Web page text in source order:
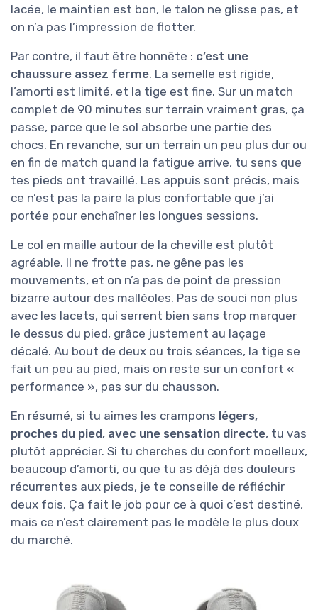
lacée, le maintien est bon, le talon ne glisse pas, et
on n’a pas l’impression de flotter.
Par contre, il faut être honnête : c’est une
chaussure assez ferme. La semelle est rigide,
l’amorti est limité, et la tige est fine. Sur un match
complet de 90 minutes sur terrain vraiment gras, ça
passe, parce que le sol absorbe une partie des
chocs. En revanche, sur un terrain un peu plus dur ou
en fin de match quand la fatigue arrive, tu sens que
tes pieds ont travaillé. Les appuis sont précis, mais
ce n’est pas la paire la plus confortable que j’ai
portée pour enchaîner les longues sessions.
Le col en maille autour de la cheville est plutôt
agréable. Il ne frotte pas, ne gêne pas les
mouvements, et on n’a pas de point de pression
bizarre autour des malléoles. Pas de souci non plus
avec les lacets, qui serrent bien sans trop marquer
le dessus du pied, grâce justement au laçage
décalé. Au bout de deux ou trois séances, la tige se
fait un peu au pied, mais on reste sur un confort «
performance », pas sur du chausson.
En résumé, si tu aimes les crampons légers,
proches du pied, avec une sensation directe, tu vas
plutôt apprécier. Si tu cherches du confort moelleux,
beaucoup d’amorti, ou que tu as déjà des douleurs
récurrentes aux pieds, je te conseille de réfléchir
deux fois. Ça fait le job pour ce à quoi c’est destiné,
mais ce n’est clairement pas le modèle le plus doux
du marché.